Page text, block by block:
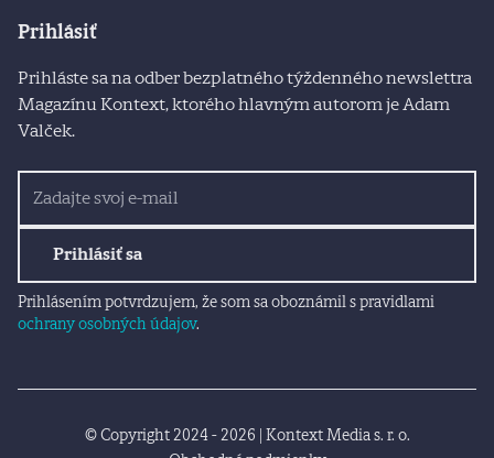
Prihlásiť
Prihláste sa na odber bezplatného týždenného newslettra
Magazínu Kontext, ktorého hlavným autorom je Adam
Valček.
Prihlásiť sa
Prihlásením potvrdzujem, že som sa oboznámil s pravidlami
ochrany osobných údajov.
© Copyright 2024 - 2026 | Kontext Media s. r. o.